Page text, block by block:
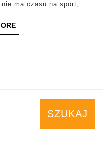
nie ma czasu na sport,
READ
MORE
SZUKAJ